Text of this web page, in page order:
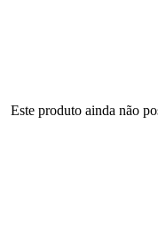
Este produto ainda não